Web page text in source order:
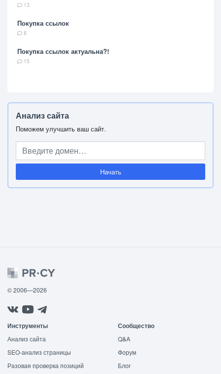
13
Покупка ссылок
8
Покупка ссылок актуальна?!
15
Анализ сайта
Поможем улучшить ваш сайт.
Начать
© 2006—2026
Инструменты
Анализ сайта
SEO-анализ страницы
Разовая проверка позиций
Сообщество
Q&A
Форум
Блог